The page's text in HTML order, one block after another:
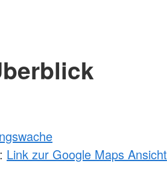
Link zur Google Maps Ansicht